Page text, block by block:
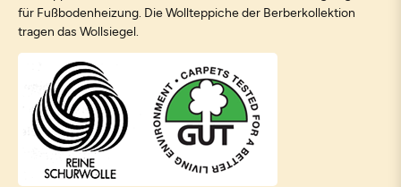
für Fußbodenheizung. Die Wollteppiche der Berberkollektion
tragen das Wollsiegel.